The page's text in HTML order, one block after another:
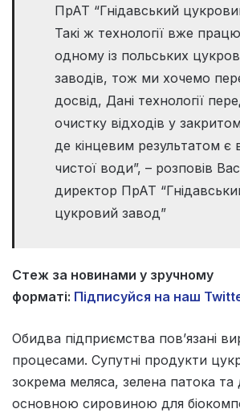
ПрАТ “Гнідавський
Такі ж технології вже
одному із польських
заводів, тож ми хочемо
досвід, Дані технології
очистку відходів у
де кінцевим результатом є
чистої води”, – розповів
директор ПрАТ
цукровий завод”
Стеж за новинами у зручному
форматі: Підписуйся на наш
Обидва підприємства пов’язані
процесами. Супутні продукти
зокрема меляса, зелена патока та
основною сировиною для